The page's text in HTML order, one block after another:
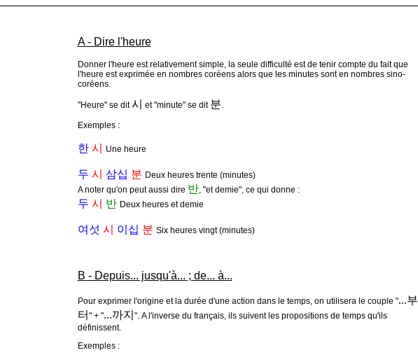
A - Dire l'heure
Donner l'heure est relativement simple, la seule difficulté est de tenir compte du fait que
l'heure est exprimée en nombres coréens alors que les minutes sont en nombres sino-
coréens.
"Heure" se dit시 et "minute" se dit 분.
Exemples :
한 시 Une heure
두 시 삼십 분 Deux heures trente (minutes)
A noter qu'on peut aussi dire 반, "et demie", ce qui donne :
두 시 반 Deux heures et demie
여섯 시 이십 분 Six heures vingt (minutes)
B - Depuis... jusqu'à... ; de... à...
Pour exprimer l'origine et la durée d'une action dans le temps, on utilisera le couple "...부
터 " + "...까지 ". A l'inverse du français, ils suivent les propositions de temps qu'ils
définissent.
Exemples :